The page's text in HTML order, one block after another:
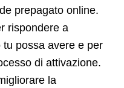
prepagato online.
rispondere a
possa avere e per
di attivazione.
la